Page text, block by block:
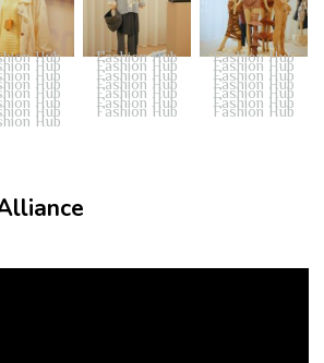
Hub Fashion Hub Fashion Hub
Hub Fashion Hub Fashion Hub
Hub Fashion Hub Fashion Hub
Hub Fashion Hub Fashion Hub
Hub Fashion Hub Fashion Hub
Hub Fashion Hub Fashion Hub
Hub Fashion Hub Fashion Hub
Hub